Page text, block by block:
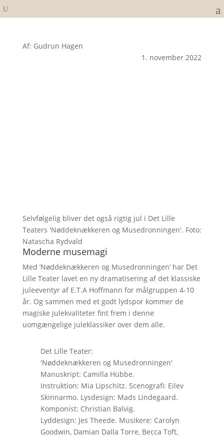
Af: Gudrun Hagen
1. november 2022
Selvfølgelig bliver det også rigtig jul i Det Lille
Teaters 'Nøddeknækkeren og Musedronningen'. Foto:
Natascha Rydvald
Moderne musemagi
Med ’Nøddeknækkeren og Musedronningen’ har Det
Lille Teater lavet en ny dramatisering af det klassiske
juleeventyr af E.T.A Hoffmann for målgruppen 4-10
år. Og sammen med et godt lydspor kommer de
magiske julekvaliteter fint frem i denne
uomgængelige juleklassiker over dem alle.
Det Lille Teater:
'Nøddeknækkeren og Musedronningen'
Manuskript: Camilla Hübbe.
Instruktion: Mia Lipschitz. Scenografi: Eilev
Skinnarmo. Lysdesign: Mads Lindegaard.
Komponist: Christian Balvig.
Lyddesign: Jes Theede. Musikere: Carolyn
Goodwin, Damian Dalla Torre, Becca Toft,